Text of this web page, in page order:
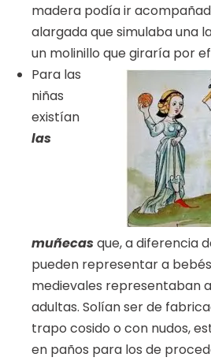
madera podía ir
alargada que simulaba una
un molinillo que giraría por
Para las
niñas
existían
las
muñecasque, a diferencia
pueden representar a
medievales representaban
adultas. Solían ser de
trapo cosido o con nudos,
en paños para los de